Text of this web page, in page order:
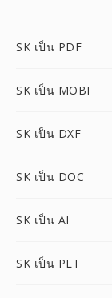
SK เป็น PDF
SK เป็น MOBI
SK เป็น DXF
SK เป็น DOC
SK เป็น AI
SK เป็น PLT